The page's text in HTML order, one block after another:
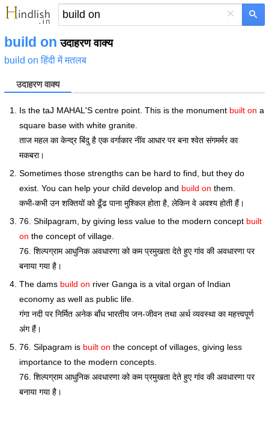
×
build on उदाहरण वाक्य
build on हिंदी में मतलब
उदाहरण वाक्य
Is the taJ MAHAL'S centre point. This is the monument built on a
square base with white granite.
ताज महल का केन्द्र बिंदु है एक वर्गाकार नींव आधार पर बना श्वेत संगमर्मर का
मकबरा।
Sometimes those strengths can be hard to find, but they do
exist. You can help your child develop and build on them.
कभी-कभी उन शक्तियों को ढूँढ पाना मुश्किल होता है, लेकिन वे अवश्य होती हैं।
76. Shilpagram, by giving less value to the modern concept built
on the concept of village.
76. शिल्पग्राम आधुनिक अवधारणा को कम प्रमुखता देते हुए गांव की अवधारणा पर
बनाया गया है।
The dams build on river Ganga is a vital organ of Indian
economy as well as public life.
गंगा नदी पर निर्मित अनेक बाँध भारतीय जन-जीवन तथा अर्थ व्यवस्था का महत्त्वपूर्ण
अंग हैं।
76. Silpagram is built on the concept of villages, giving less
importance to the modern concepts.
76. शिल्पग्राम आधुनिक अवधारणा को कम प्रमुखता देते हुए गांव की अवधारणा पर
बनाया गया है।